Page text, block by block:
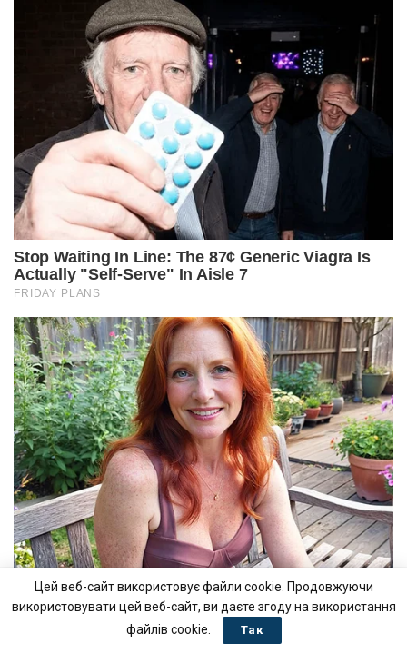
Цей веб-сайт використовує файли cookie. Продовжуючи
використовувати цей веб-сайт, ви даєте згоду на використання
файлів cookie.
Так